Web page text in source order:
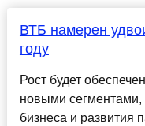
ВТБ намерен
году
Рост будет
новыми сегментами,
бизнеса и развития